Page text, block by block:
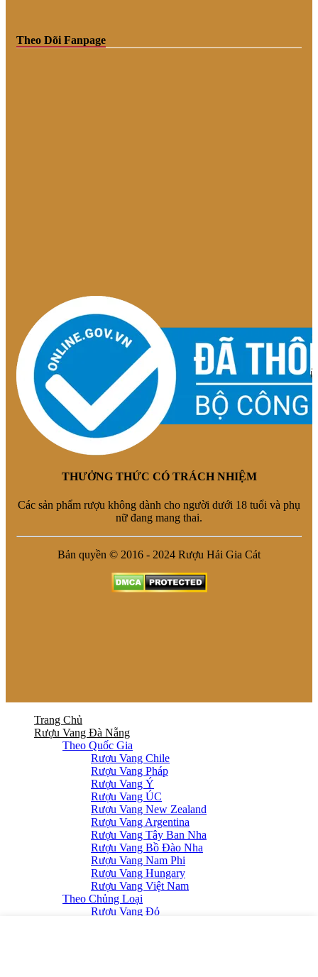
Theo Dõi Fanpage
THƯỞNG THỨC CÓ TRÁCH NHIỆM
Các sản phẩm rượu không dành cho người dưới 18 tuổi và phụ
nữ đang mang thai.
Bản quyền © 2016 - 2024 Rượu Hải Gia Cát
Trang Chủ
Rượu Vang Đà Nẵng
Theo Quốc Gia
Rượu Vang Chile
Rượu Vang Pháp
Rượu Vang Ý
Rượu Vang ÚC
Rượu Vang New Zealand
Rượu Vang Argentina
Rượu Vang Tây Ban Nha
Rượu Vang Bồ Đào Nha
Rượu Vang Nam Phi
Rượu Vang Hungary
Rượu Vang Việt Nam
Theo Chủng Loại
Rượu Vang Đỏ